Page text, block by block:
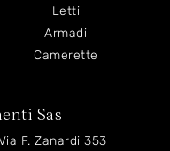
Letti
Armadi
Camerette
Sas
F. Zanardi 353